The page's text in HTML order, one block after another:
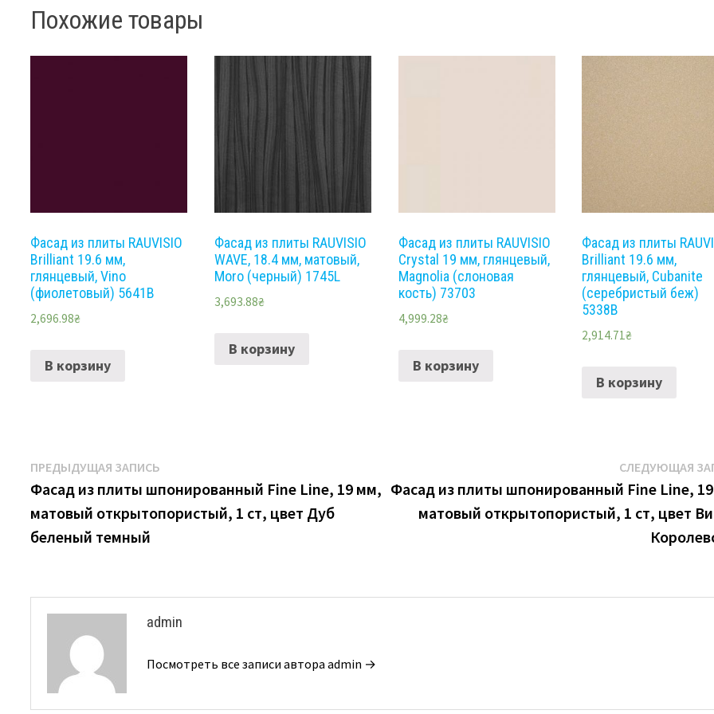
Похожие товары
Фасад из плиты RAUVISIO
Brilliant 19.6 мм,
глянцевый, Vino
(фиолетовый) 5641B
2,696.98₴
В корзину
Фасад из плиты RAUVISIO
WAVE, 18.4 мм, матовый,
Moro (черный) 1745L
3,693.88₴
В корзину
Фасад из плиты RAUVISIO
Crystal 19 мм, глянцевый,
Magnolia (слоновая
кость) 73703
4,999.28₴
В корзину
Фасад из плиты
Brilliant 19.6 мм,
глянцевый, Cubanite
(серебристый беж)
5338B
2,914.71₴
В корзину
Навигация
по
записям
ПРЕДЫДУЩАЯ ЗАПИСЬ
запись:
Фасад из плиты шпонированный Fine Line, 19 мм,
матовый открытопористый, 1 ст, цвет Дуб
беленый темный
СЛЕДУЮЩАЯ
Фасад из плиты шпонированный Fine Line,
матовый открытопористый, 1 ст, цвет
admin
Посмотреть все записи автора admin →